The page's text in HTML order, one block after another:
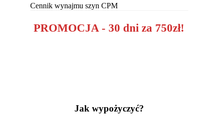
Cennik wynajmu szyn CPM
PROMOCJA - 30 dni za 750zł!
Jak wypożyczyć?